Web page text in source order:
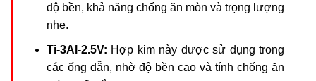
độ bền, khả năng chống ăn mòn và trọng lượng
nhẹ.
Ti-3Al-2.5V: Hợp kim này được sử dụng trong
các ống dẫn, nhờ độ bền cao và tính chống ăn